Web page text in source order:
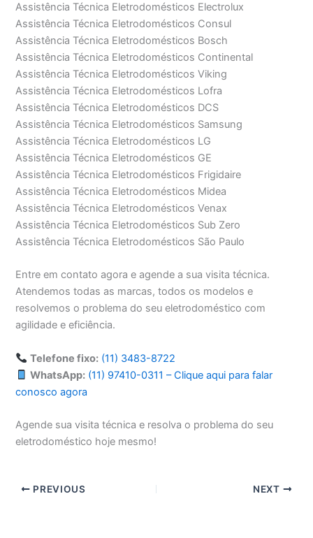
Assistência Técnica Eletrodomésticos Electrolux
Assistência Técnica Eletrodomésticos Consul
Assistência Técnica Eletrodomésticos Bosch
Assistência Técnica Eletrodomésticos Continental
Assistência Técnica Eletrodomésticos Viking
Assistência Técnica Eletrodomésticos Lofra
Assistência Técnica Eletrodomésticos DCS
Assistência Técnica Eletrodomésticos Samsung
Assistência Técnica Eletrodomésticos LG
Assistência Técnica Eletrodomésticos GE
Assistência Técnica Eletrodomésticos Frigidaire
Assistência Técnica Eletrodomésticos Midea
Assistência Técnica Eletrodomésticos Venax
Assistência Técnica Eletrodomésticos Sub Zero
Assistência Técnica Eletrodomésticos São Paulo
Entre em contato agora e agende a sua visita técnica.
Atendemos todas as marcas, todos os modelos e
resolvemos o problema do seu eletrodoméstico com
agilidade e eficiência.
Telefone fixo: (11) 3483-8722
WhatsApp: (11) 97410-0311 – Clique aqui para falar
conosco agora
Agende sua visita técnica e resolva o problema do seu
eletrodoméstico hoje mesmo!
PREVIOUS NEXT